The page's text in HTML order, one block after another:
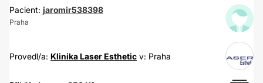
Pacient: jaromir538398
Praha
Provedl/a: Klinika Laser Esthetic v: Praha